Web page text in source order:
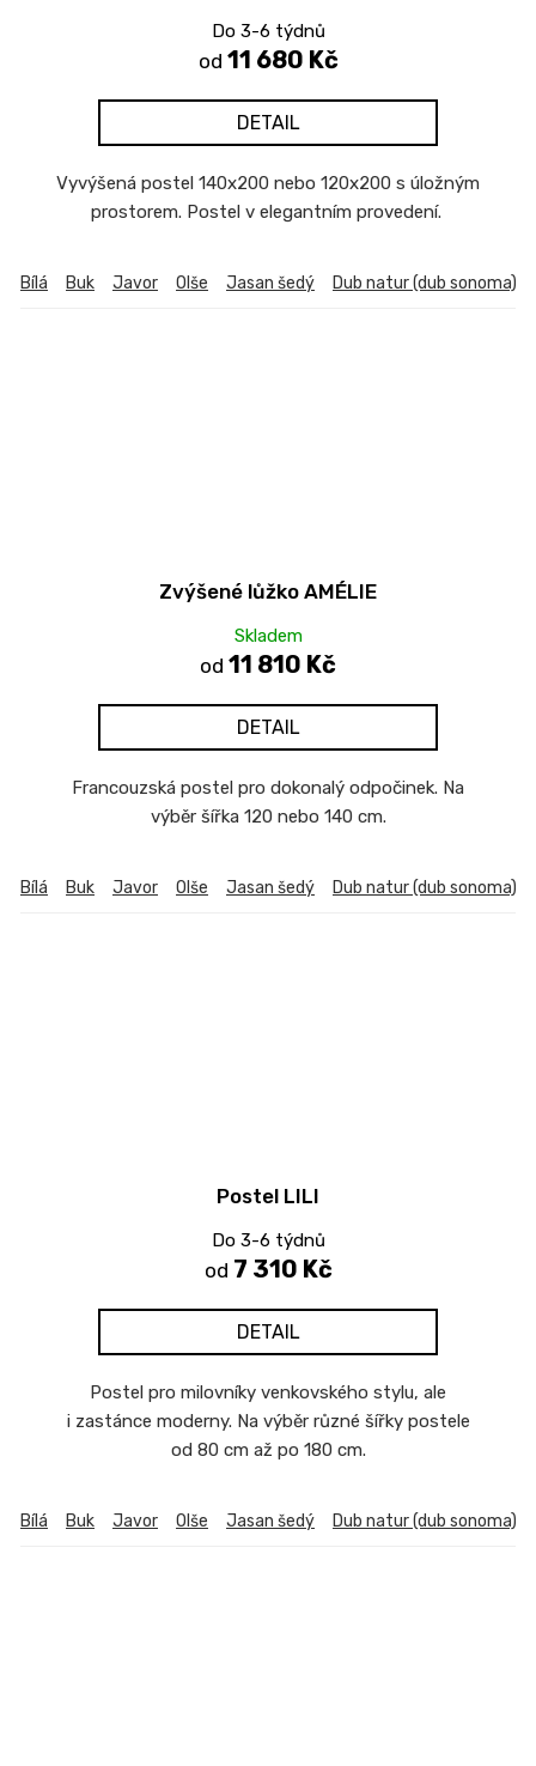
Do 3-6 týdnů
od 11 680 Kč
DETAIL
Vyvýšená postel 140x200 nebo 120x200 s úložným
prostorem. Postel v elegantním provedení.
Bílá Buk Javor Olše Jasan šedý Dub natur (dub sonoma)
Zvýšené lůžko AMÉLIE
Skladem
od 11 810 Kč
DETAIL
Francouzská postel pro dokonalý odpočinek. Na
výběr šířka 120 nebo 140 cm.
Bílá Buk Javor Olše Jasan šedý Dub natur (dub sonoma)
Postel LILI
Do 3-6 týdnů
od 7 310 Kč
DETAIL
Postel pro milovníky venkovského stylu, ale
i zastánce moderny. Na výběr různé šířky postele
od 80 cm až po 180 cm.
Bílá Buk Javor Olše Jasan šedý Dub natur (dub sonoma)